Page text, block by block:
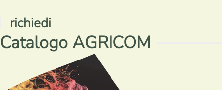
richiedi
Catalogo AGRICOM